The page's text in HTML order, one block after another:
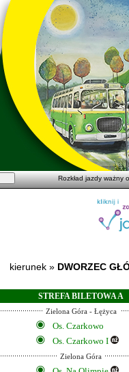
Rozkład jazdy ważny
kierunek » DWORZEC
STREFA BILETOWA A
Zielona Góra - Łężyca
Os. Czarkowo
Os. Czarkowo I
Zielona Góra